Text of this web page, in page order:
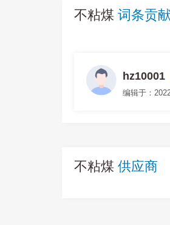
不粘煤 词条贡
hz10001
编辑于：
不粘煤 供应商